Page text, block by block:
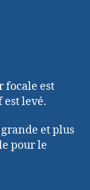
focale est
est levé.
et plus
pour le